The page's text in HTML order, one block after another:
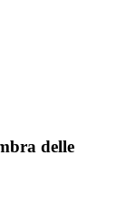
delle